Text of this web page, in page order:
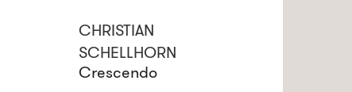
CHRISTIAN
SCHELLHORN
Crescendo